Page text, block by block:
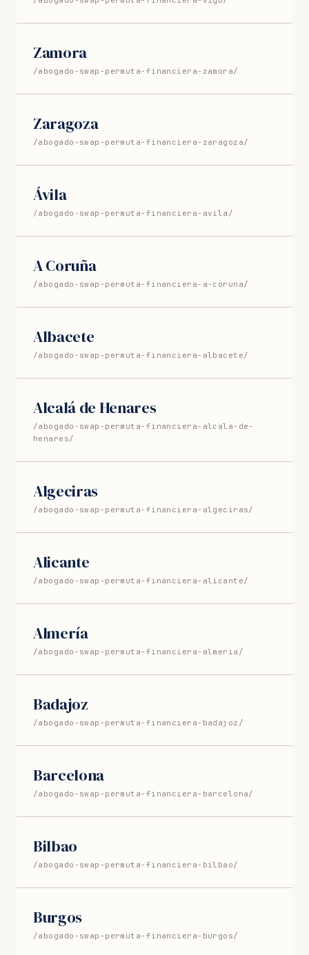
Zamora
/abogado-swap-permuta-financiera-zamora/
Zaragoza
/abogado-swap-permuta-financiera-zaragoza/
Ávila
/abogado-swap-permuta-financiera-avila/
A Coruña
/abogado-swap-permuta-financiera-a-coruna/
Albacete
/abogado-swap-permuta-financiera-albacete/
Alcalá de Henares
/abogado-swap-permuta-financiera-alcala-de-
henares/
Algeciras
/abogado-swap-permuta-financiera-algeciras/
Alicante
/abogado-swap-permuta-financiera-alicante/
Almería
/abogado-swap-permuta-financiera-almeria/
Badajoz
/abogado-swap-permuta-financiera-badajoz/
Barcelona
/abogado-swap-permuta-financiera-barcelona/
Bilbao
/abogado-swap-permuta-financiera-bilbao/
Burgos
/abogado-swap-permuta-financiera-burgos/